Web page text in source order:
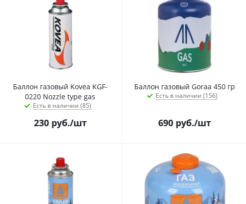
Баллон газовый Kovea KGF-
0220 Nozzle type gas
Есть в наличии (85)
230руб./шт
Баллон газовый Goraa 450 гр
Есть в наличии (156)
690руб./шт